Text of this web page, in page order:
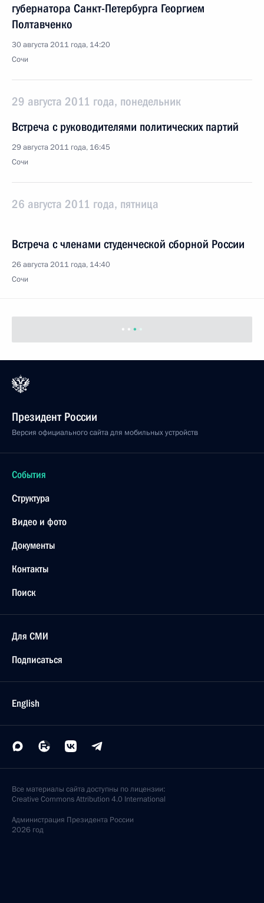
губернатора Санкт-Петербурга Георгием
Полтавченко
30 августа 2011 года, 14:20
Сочи
29 августа 2011 года, понедельник
Встреча с руководителями политических партий
29 августа 2011 года, 16:45
Сочи
26 августа 2011 года, пятница
26 августа 2011 года, 14:40
Сочи
Встреча с Президентом Южной Осетии Эдуардом
Сочи
24 августа 2011 года, среда
Встреча с журналистами по итогам переговоров
обороны КНДР Ким Чен Иром
24 августа 2011 года, 12:30
Улан-Удэ
бригады Восточного военного округа
24 августа 2011 года, 09:15
Встреча с главой Республики Бурятии Вячеславом
Наговицыным
Улан-Удэ
22 августа 2011 года, понедельник
Рабочая встреча с губернатором Краснодарского
края Александром Ткачёвым
Сочи